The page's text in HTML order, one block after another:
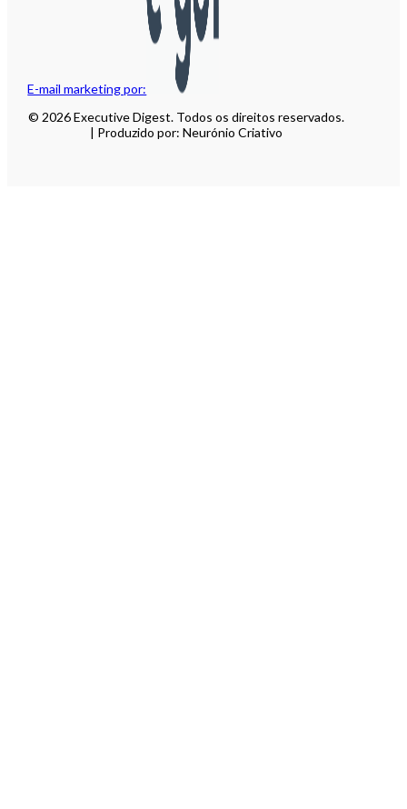
E-mail marketing por:
© 2026 Executive Digest. Todos os direitos reservados.
| Produzido por: Neurónio Criativo